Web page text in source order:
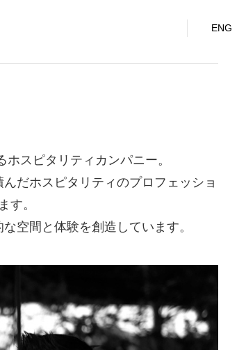
ENG
スピタリティカンパニー。
だホスピタリティのプロフェッショ
す。
空間と体験を創造しています。